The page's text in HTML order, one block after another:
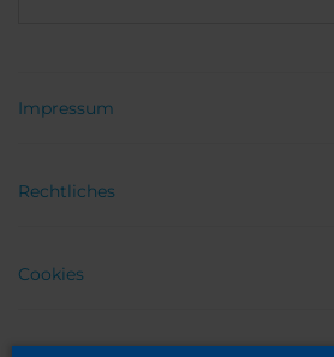
Impressum
Rechtliches
Cookies